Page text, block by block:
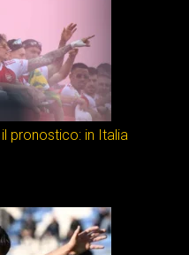
pronostico: in Italia